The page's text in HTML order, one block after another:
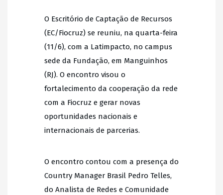
O Escritório de Captação de Recursos
(EC/Fiocruz) se reuniu, na quarta-feira
(11/6), com a Latimpacto, no campus
sede da Fundação, em Manguinhos
(RJ). O encontro visou o
fortalecimento da cooperação da rede
com a Fiocruz e gerar novas
oportunidades nacionais e
internacionais de parcerias.
O encontro contou com a presença do
Country Manager Brasil Pedro Telles,
do Analista de Redes e Comunidade